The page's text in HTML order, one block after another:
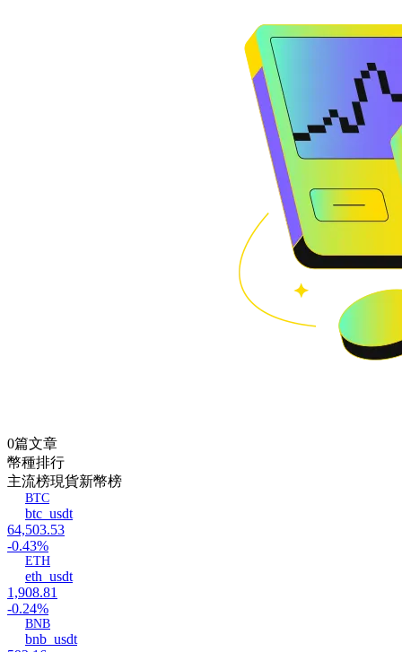
0篇文章
幣種排行
主流榜現貨新幣榜
BTC
btc_usdt
64,503.53
-0.43%
ETH
eth_usdt
1,908.81
-0.24%
BNB
bnb_usdt